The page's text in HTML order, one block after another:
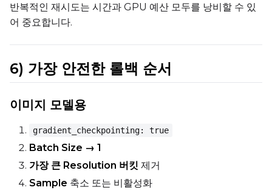
반복적인 재시도는 시간과 GPU 예산 모두를 낭비할 수 있
어 중요합니다.
6) 가장 안전한 롤백 순서
이미지 모델용
gradient_checkpointing: true
Batch Size → 1
가장 큰 Resolution 버킷 제거
Sample 축소 또는 비활성화